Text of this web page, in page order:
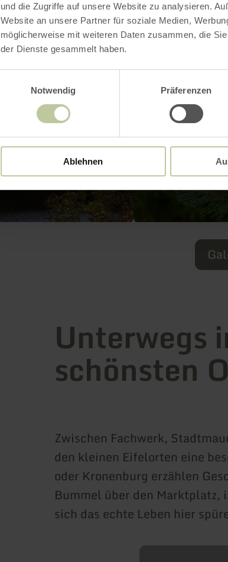
und die Zugriffe auf unsere Website zu analysieren.
Website an unsere Partner für soziale Medien,
möglicherweise mit weiteren Daten zusammen, die
der Dienste gesammelt haben.
Notwendig
Präferenzen
Ablehnen
Unterwegs
schönsten
Zwischen Fachwerk,
den kleinen Eifelorten eine
oder Kronenburg erzählen
Bummel über den Marktplatz,
sich das echte Leben hier
mehr